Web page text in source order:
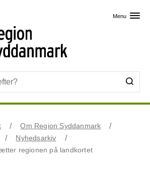
Menu
Om Region Syddanmark
Nyhedsarkiv
regionen på landkortet